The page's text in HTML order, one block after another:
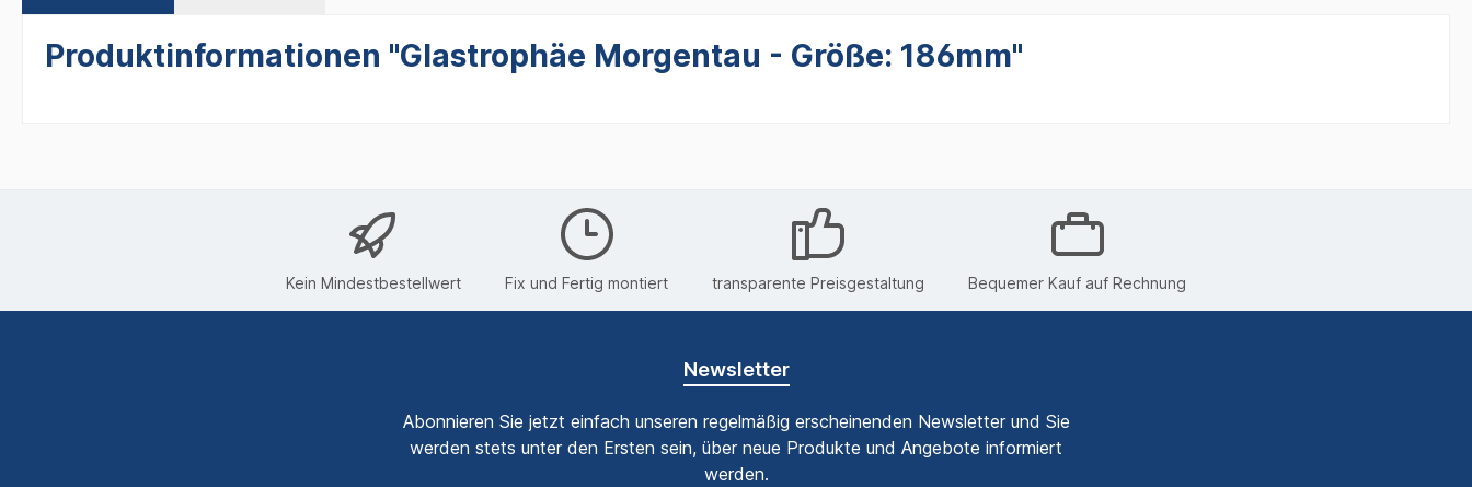
Produktinformationen "Glastrophäe Morgentau - Größe: 186mm"
Kein Mindestbestellwert Fix und Fertig montiert transparente Preisgestaltung Bequemer Kauf auf Rechnung
Newsletter
Abonnieren Sie jetzt einfach unseren regelmäßig erscheinenden Newsletter und Sie
werden stets unter den Ersten sein, über neue Produkte und Angebote informiert
werden.